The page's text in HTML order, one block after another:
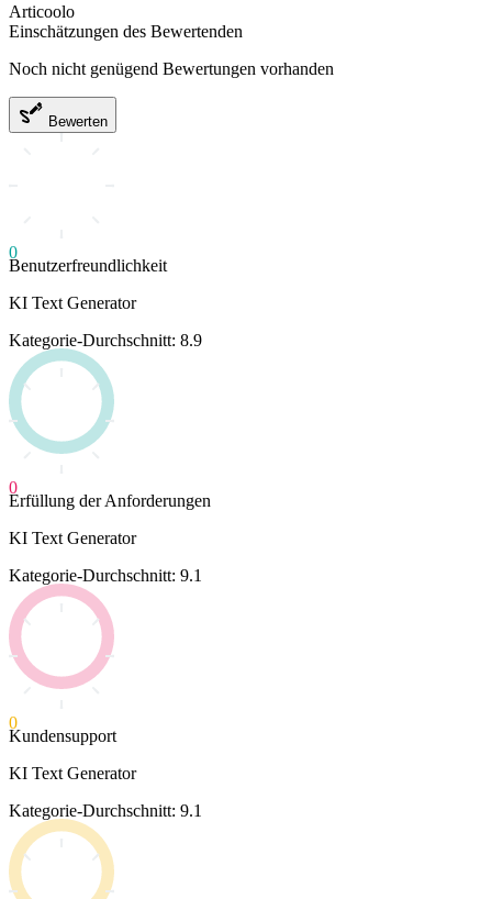
Articoolo
Einschätzungen des Bewertenden
Noch nicht genügend Bewertungen vorhanden
Bewerten
0
Benutzerfreundlichkeit
KI Text Generator
Kategorie-Durchschnitt: 8.9
0
Erfüllung der Anforderungen
KI Text Generator
Kategorie-Durchschnitt: 9.1
0
Kundensupport
KI Text Generator
Kategorie-Durchschnitt: 9.1